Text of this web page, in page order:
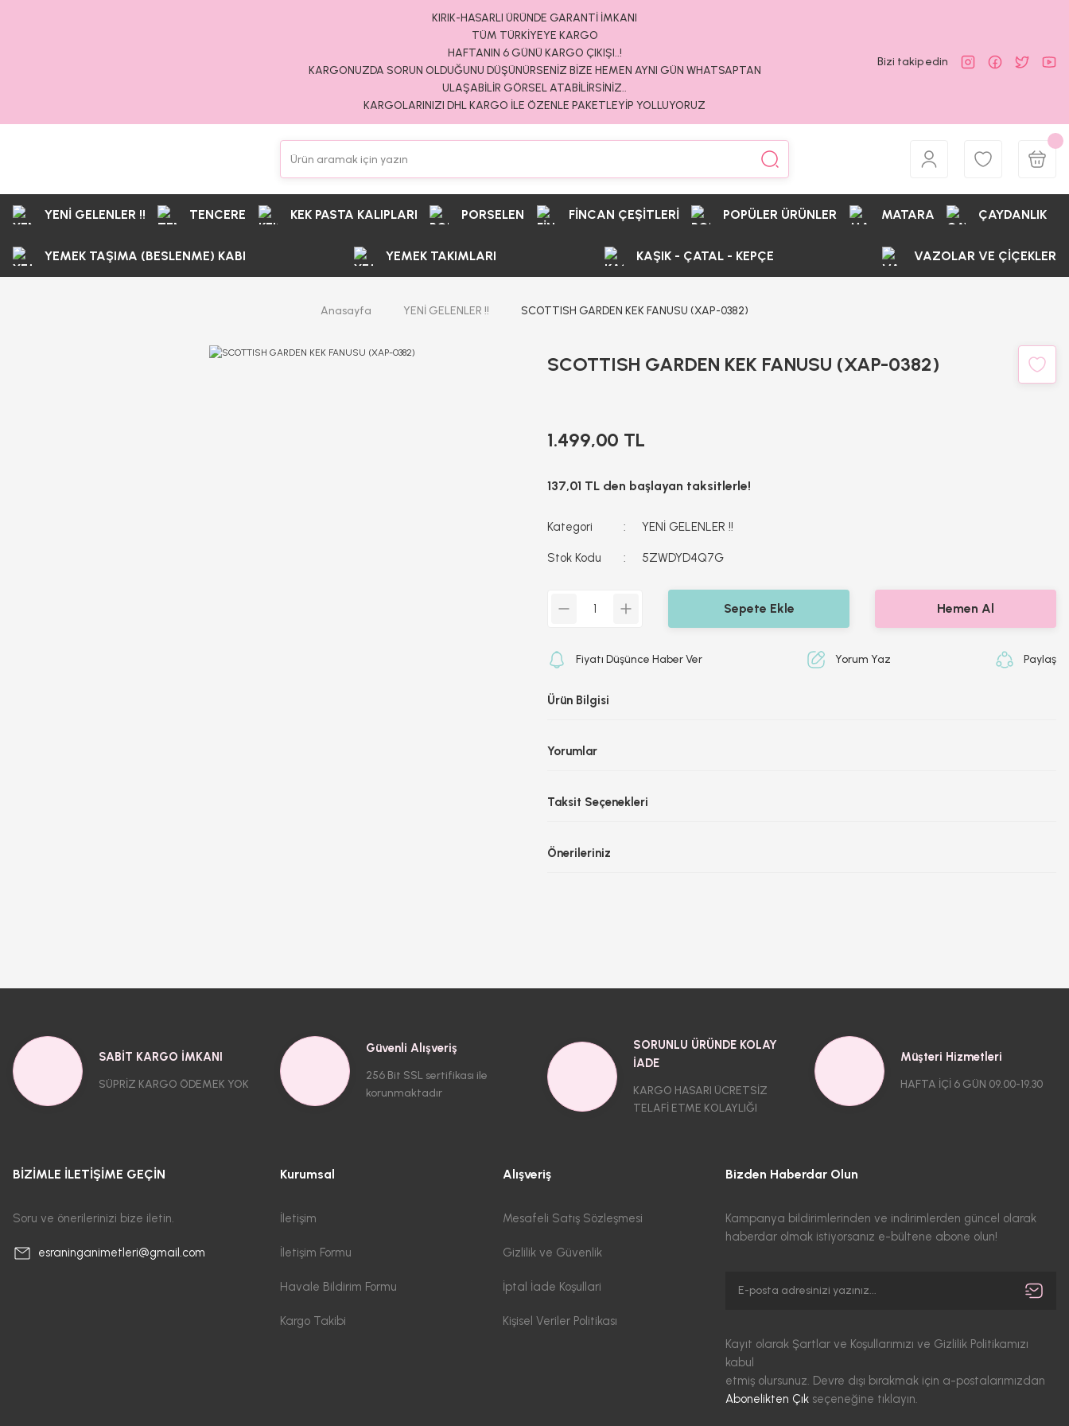
KIRIK-HASARLI ÜRÜNDE GARANTİ İMKANI
TÜM TÜRKİYEYE KARGO
HAFTANIN 6 GÜNÜ KARGO ÇIKIŞI..!
KARGONUZDA SORUN OLDUĞUNU DÜŞÜNÜRSENİZ BİZE HEMEN AYNI GÜN WHATSAPTAN
ULAŞABİLİR GÖRSEL ATABİLİRSİNİZ..
KARGOLARINIZI DHL KARGO İLE ÖZENLE PAKETLEYİP YOLLUYORUZ
Bizi takip edin
YENİ GELENLER !! TENCERE KEK PASTA KALIPLARI PORSELEN FİNCAN ÇEŞİTLERİ POPÜLER ÜRÜNLER MATARA ÇAYDANLIK
YEMEK TAŞIMA (BESLENME) KABI YEMEK TAKIMLARI KAŞIK - ÇATAL - KEPÇE VAZOLAR VE ÇİÇEKLER
Anasayfa YENİ GELENLER !! SCOTTISH GARDEN KEK FANUSU (XAP-0382)
SCOTTISH GARDEN KEK FANUSU (XAP-0382)
1.499,00 TL
137,01 TL den başlayan taksitlerle!
Kategori YENİ GELENLER !!
Stok Kodu 5ZWDYD4Q7G
Sepete Ekle Hemen Al
Fiyatı Düşünce Haber Ver Yorum Yaz Paylaş
Ürün Bilgisi
Yorumlar
Taksit Seçenekleri
Önerileriniz
SABİT KARGO İMKANI
SÜPRİZ KARGO ÖDEMEK YOK
Güvenli Alışveriş
256 Bit SSL sertifikası ile
korunmaktadır
SORUNLU ÜRÜNDE KOLAY
İADE
KARGO HASARI ÜCRETSİZ
TELAFİ ETME KOLAYLIĞI
Müşteri Hizmetleri
HAFTA İÇİ 6 GÜN 09.00-19.30
BİZİMLE İLETİŞİME GEÇİN
Soru ve önerilerinizi bize iletin.
esraninganimetleri@gmail.com
Kurumsal
İletişim
İletişim Formu
Havale Bildirim Formu
Kargo Takibi
Alışveriş
Mesafeli Satış Sözleşmesi
Gizlilik ve Güvenlik
İptal İade Koşullari
Kişisel Veriler Politikası
Bizden Haberdar Olun
Kampanya bildirimlerinden ve indirimlerden güncel olarak
haberdar olmak istiyorsanız e-bültene abone olun!
Kayıt olarak Şartlar ve Koşullarımızı ve Gizlilik Politikamızı
kabul
etmiş olursunuz. Devre dışı bırakmak için a-postalarımızdan
Abonelikten Çık seçeneğine tıklayın.